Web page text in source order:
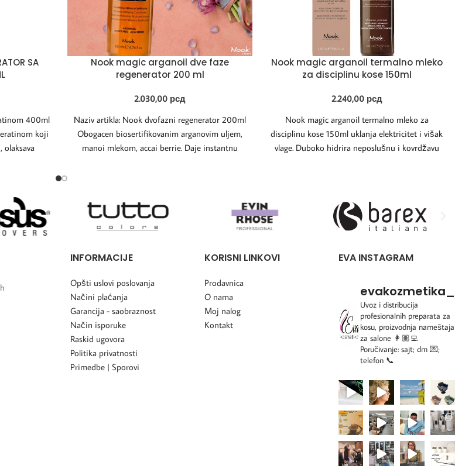
SA
400ml
koji
olaksava
Nook magic arganoil dve faze
regenerator 200 ml
2.030,00 рсд
Naziv artikla: Nook dvofazni regenerator 200ml
Obogacen biosertifikovanim arganovim uljem,
manoi mlekom, accai berrie. Daje instantnu
Nook magic arganoil termalno mleko
za disciplinu kose 150ml
2.240,00 рсд
Nook magic arganoil termalno mleko za
disciplinu kose 150ml uklanja elektricitet i višak
vlage. Duboko hidrira neposlušnu i kovrdžavu
INFORMACIJE
Opšti uslovi poslovanja
Načini plaćanja
Garancija - saobraznost
Način isporuke
Raskid ugovora
Politika privatnosti
Primedbe | Sporovi
KORISNI LINKOVI
Prodavnica
O nama
Moj nalog
Kontakt
EVA INSTAGRAM
evakozmetika_
Uvoz i distribucija
profesionalnih preparata za
kosu, proizvodnja nameštaja
za salone 👩🏽‍💻
Poručivanje: sajt; dm 💌;
telefon 📞